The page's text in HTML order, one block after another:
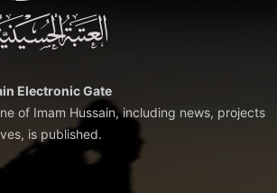
Electronic Gate
of Imam Hussain, including news, projects
is published.